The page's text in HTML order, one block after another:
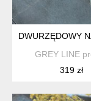
DWURZĘDOWY
GREY LINE
319 zł